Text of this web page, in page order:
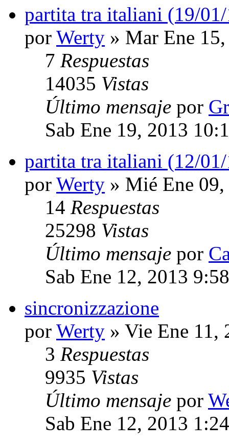
partita tra italiani (19/
por Werty » Mar Ene
7 Respuestas
14035 Vistas
Último mensaje por
Sab Ene 19, 2013
partita tra italiani (12/
por Werty » Mié Ene
14 Respuestas
25298 Vistas
Último mensaje por
Sab Ene 12, 2013
sincronizzazione
por Werty » Vie Ene 11,
3 Respuestas
9935 Vistas
Último mensaje por
Sab Ene 12, 2013